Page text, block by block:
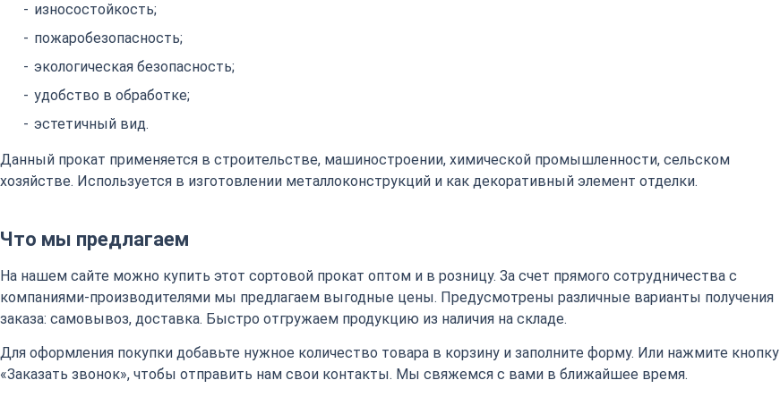
износостойкость;
пожаробезопасность;
экологическая безопасность;
удобство в обработке;
эстетичный вид.
Данный прокат применяется в строительстве, машиностроении, химической промышленности, сельском
хозяйстве. Используется в изготовлении металлоконструкций и как декоративный элемент отделки.
Что мы предлагаем
На нашем сайте можно купить этот сортовой прокат оптом и в розницу. За счет прямого сотрудничества с
компаниями-производителями мы предлагаем выгодные цены. Предусмотрены различные варианты получения
заказа: самовывоз, доставка. Быстро отгружаем продукцию из наличия на складе.
Для оформления покупки добавьте нужное количество товара в корзину и заполните форму. Или нажмите кнопку
«Заказать звонок», чтобы отправить нам свои контакты. Мы свяжемся с вами в ближайшее время.